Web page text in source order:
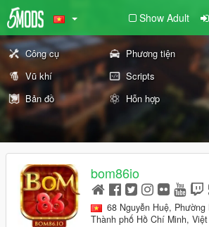
Show Adult
Công cụ Phương tiện
Vũ khí
Scripts
Bản đồ
Hỗn hợp
bom86io
68 Nguyễn Huệ,
Thành phố Hồ Chí Minh,